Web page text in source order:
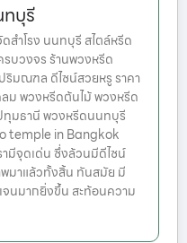
ทบุรี
ำโรง นนทบุรี สไตล์หรีด
บวงจร ร้านพวงหรีด
ริมณฑล ดีไซน์สวยหรู ราคา
ม พวงหรีดต้นไม้ พวงหรีด
ทุมธานี พวงหรีดนนทบุรี
temple in Bangkok
ามีจุดเด่น ซึ่งล้วนมีดีไซน์
มาแล้วทั้งสิ้น ทันสมัย มี
นมากยิ่งขึ้น สะท้อนความ